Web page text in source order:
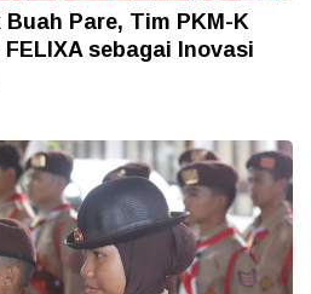
Pare, Tim PKM-K
sebagai Inovasi